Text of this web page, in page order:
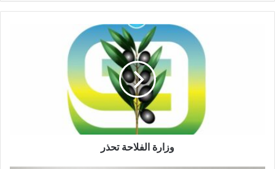
وزارة الفلاحة تحذر